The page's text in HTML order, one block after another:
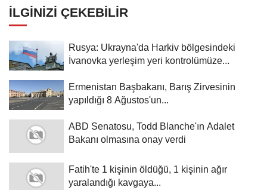
İLGINIZI ÇEKEBILIR
Rusya: Ukrayna'da Harkiv bölgesindeki
İvanovka yerleşim yeri kontrolümüze...
Ermenistan Başbakanı, Barış Zirvesinin
yapıldığı 8 Ağustos'un...
ABD Senatosu, Todd Blanche'ın Adalet
Bakanı olmasına onay verdi
Fatih'te 1 kişinin öldüğü, 1 kişinin ağır
yaralandığı kavgaya...